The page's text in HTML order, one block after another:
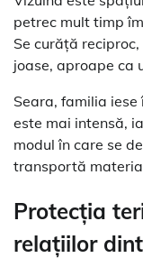
petrec mult timp
Se curăță
joase, aproape ca
Seara, familia
este mai intensă,
modul în care se
transportă
Protecția
relațiilor